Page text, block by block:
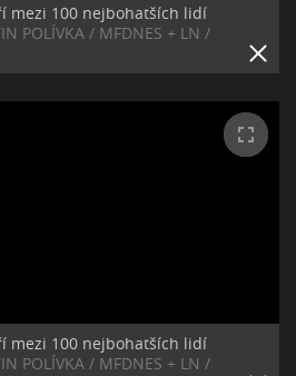
mezi 100 nejbohatších lidí
POLÍVKA / MFDNES + LN /
mezi 100 nejbohatších lidí
POLÍVKA / MFDNES + LN /